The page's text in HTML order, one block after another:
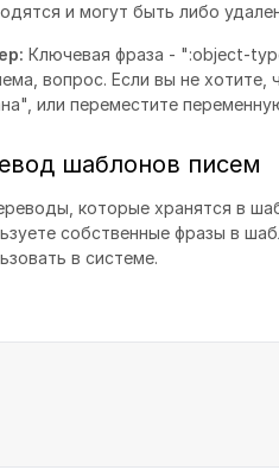
и могут быть либо
Ключевая фраза - ":object-
вопрос. Если вы не
или переместите
шаблонов писем
которые хранятся в
собственные фразы в
в системе.